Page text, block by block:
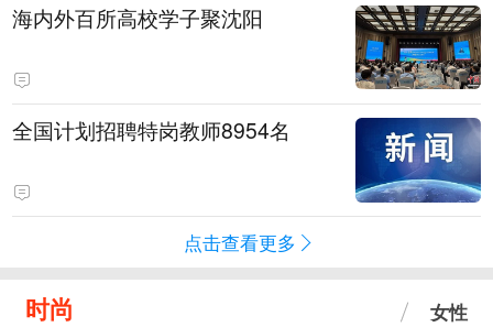
海内外百所高校学子聚沈阳
全国计划招聘特岗教师8954名
点击查看更多
时尚 女性